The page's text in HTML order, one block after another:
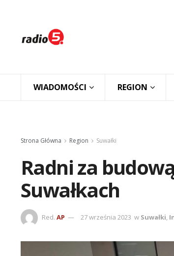
WIADOMOŚCI REGION
Strona Główna Region Suwałki
Radni za
Suwałkach
Red. AP 27 września 2023 w Suwałki,